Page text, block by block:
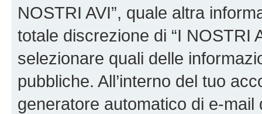
NOSTRI AVI”, quale altra
totale discrezione di “I NOSTRI
selezionare quali delle
pubbliche. All’interno del tuo
generatore automatico di e-mail